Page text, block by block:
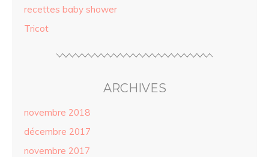
recettes baby shower
Tricot
ARCHIVES
novembre 2018
décembre 2017
novembre 2017